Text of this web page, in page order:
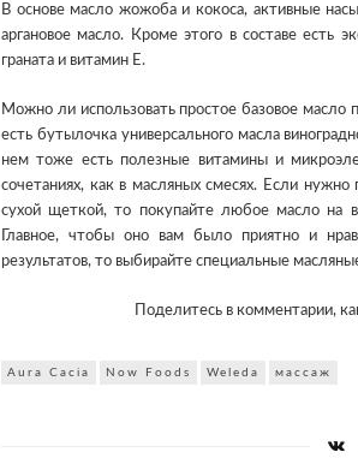
В основе масло жожоба и кокоса, активные
аргановое масло. Кроме этого в составе есть
граната и витамин Е.
Можно ли использовать простое базовое масло
есть бутылочка универсального масла
нем тоже есть полезные витамины и
сочетаниях, как в масляных смесях. Если
сухой щеткой, то покупайте любое масло на
Главное, чтобы оно вам было приятно и
результатов, то выбирайте специальные
Поделитесь в комментарии,
Aura Cacia Now Foods Weleda массаж